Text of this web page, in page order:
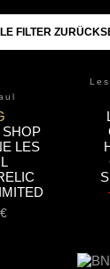
LES
€
FILTER